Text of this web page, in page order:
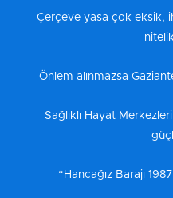
Çerçeve yasa çok eksik,
Önlem alınmazsa
Sağlıklı Hayat
“Hancağız Barajı